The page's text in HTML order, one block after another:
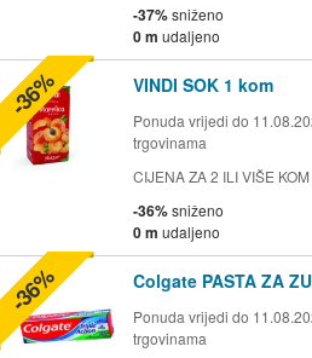
-37%sniženo
0 m udaljeno
VINDI SOK 1 kom
Ponuda vrijedi do
trgovinama
CIJENA ZA 2 ILI VIŠE
-36%sniženo
0 m udaljeno
-36%
Colgate PASTA ZA
Ponuda vrijedi do
trgovinama
-36%